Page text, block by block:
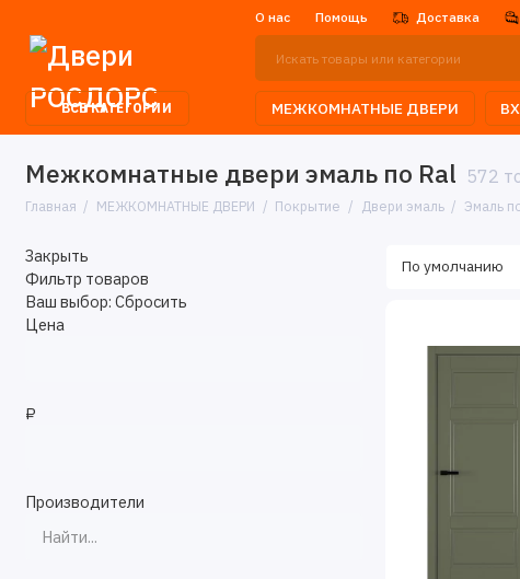
О нас Помощь Доставка
ВСЕ КАТЕГОРИИ МЕЖКОМНАТНЫЕ ДВЕРИ
Межкомнатные двери эмаль по Ral 572
Главная МЕЖКОМНАТНЫЕ ДВЕРИ Покрытие Двери эмаль Эмаль
Закрыть
Фильтр товаров
Ваш выбор: Сбросить
Цена
₽
Производители